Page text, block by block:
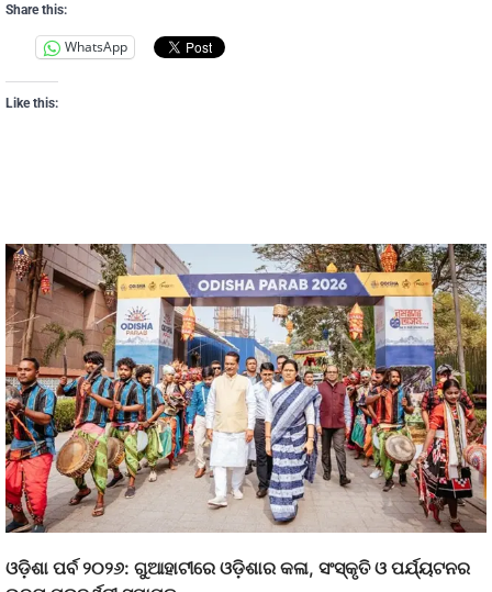
Share this:
WhatsApp
Like this:
ଓଡ଼ିଶା ପର୍ବ ୨୦୨୬: ଗୁଆହାଟୀରେ ଓଡ଼ିଶାର କଳା, ସଂସ୍କୃତି ଓ ପର୍ଯ୍ୟଟନର